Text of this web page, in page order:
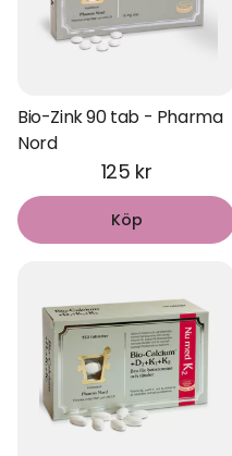
Bio-Zink 90 tab - Pharma
Nord
125 kr
Köp